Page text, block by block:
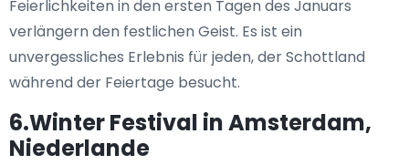
Feierlichkeiten in den ersten Tagen des Januars
verlängern den festlichen Geist. Es ist ein
unvergessliches Erlebnis für jeden, der Schottland
während der Feiertage besucht.
6.Winter Festival in Amsterdam,
Niederlande